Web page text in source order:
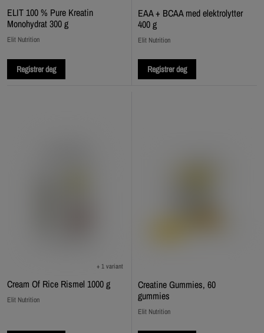
ELIT 100 % Pure Kreatin
Monohydrat 300 g
Elit Nutrition
Registrer deg
EAA + BCAA med elektrolytter
400 g
Elit Nutrition
Registrer deg
Cream Of Rice Rismel 1000 g
+ 1 variant
Elit Nutrition
Creatine Gummies, 60
gummies
Elit Nutrition